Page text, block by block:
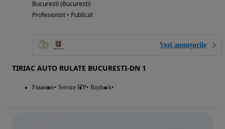
Bucuresti (Bucuresti)
Profesionist • Publicat
Vezi anunțurile
TIRIAC AUTO RULATE BUCURESTI-DN 1
Finantare Service ITP Buyback